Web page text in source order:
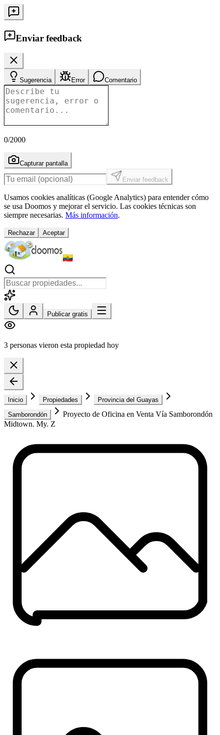
Enviar feedback
Sugerencia Error Comentario
0/2000
Capturar pantalla
Enviar feedback
Usamos cookies analíticas (Google Analytics) para entender cómo
se usa Doomos y mejorar el servicio. Las cookies técnicas son
siempre necesarias. Más información.
Rechazar Aceptar
Publicar gratis
3 personas vieron esta propiedad hoy
Inicio Propiedades
Provincia del Guayas
Samborondón
Proyecto de Oficina en Venta Vía Samborondón
Midtown. My. Z